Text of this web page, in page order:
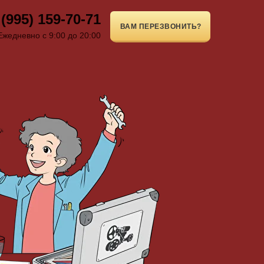
ВАМ ПЕРЕЗВОНИТЬ?
с 9:00 до 20:00
159-70-71